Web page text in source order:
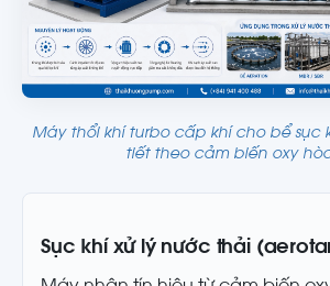
Máy thổi khí turbo cấp khí cho bể sục
tiết theo cảm biến oxy
Sục khí xử lý nước thải